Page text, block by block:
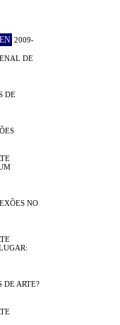
2009-
DE
DE
NO
DE ARTE?